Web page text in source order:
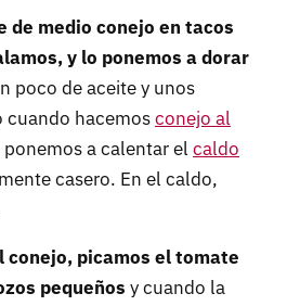
de medio conejo en tacos
y lo ponemos a dorar
poco de aceite y unos
cuando hacemosconejo al
a calentar el caldo
casero. En el caldo,
conejo, picamos el tomate
pequeños y cuando la